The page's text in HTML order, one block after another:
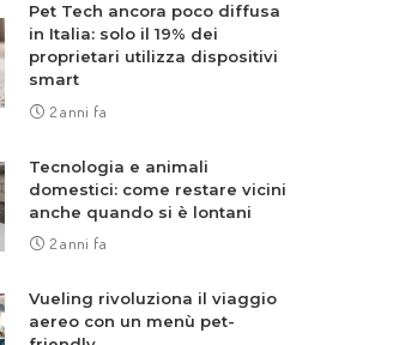
Pet Tech ancora poco diffusa
in Italia: solo il 19% dei
proprietari utilizza dispositivi
smart
2 anni fa
Tecnologia e animali
domestici: come restare vicini
anche quando si è lontani
2 anni fa
Vueling rivoluziona il viaggio
aereo con un menù pet-